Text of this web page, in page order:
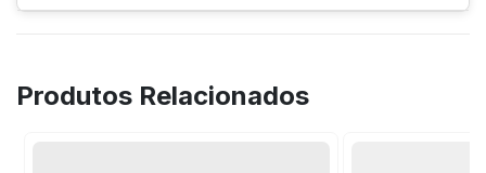
gabarito disponível no site.
sua ideia, tornando o processo prático e
Produtos Relacionados